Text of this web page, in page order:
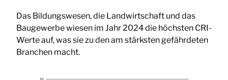
Das Bildungswesen, die Landwirtschaft und das
Baugewerbe wiesen im Jahr 2024 die höchsten CRI-
Werte auf, was sie zu den am stärksten gefährdeten
Branchen macht.